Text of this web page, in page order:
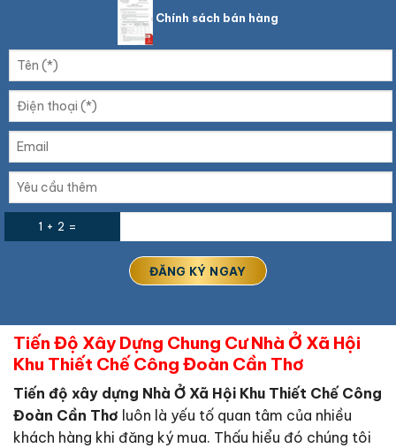
Chính sách bán hàng
1 + 2 =
Tiến Độ Xây Dựng Chung Cư Nhà Ở Xã Hội
Khu Thiết Chế Công Đoàn Cần Thơ
Tiến độ xây dựng Nhà Ở Xã Hội Khu Thiết Chế Công
Đoàn Cần Thơ luôn là yếu tố quan tâm của nhiều
khách hàng khi đăng ký mua. Thấu hiểu đó chúng tôi